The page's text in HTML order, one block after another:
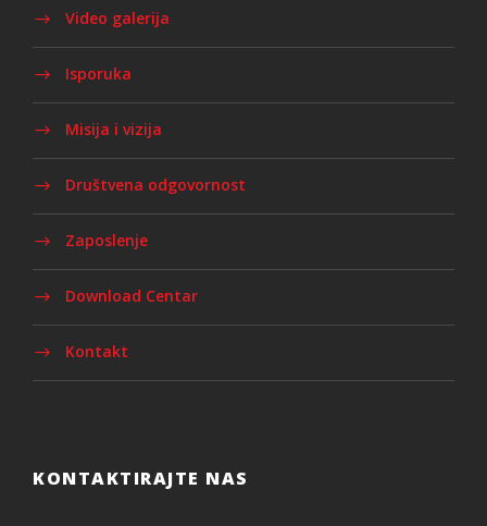
Video galerija
Isporuka
Misija i vizija
Društvena odgovornost
Zaposlenje
Download Centar
Kontakt
KONTAKTIRAJTE NAS